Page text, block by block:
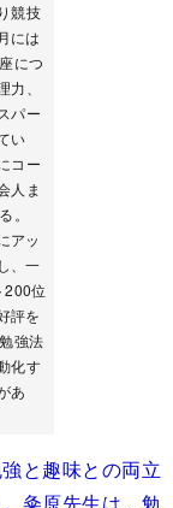
競技
には
につ
、
パー
い
コー
人ま
。
アッ
、一
200位
評を
強法
化す
あ
と趣味との両立